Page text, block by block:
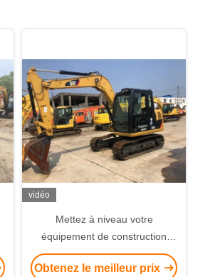
vidéo
Mettez à niveau votre
équipement de construction
avec une excavatrice de chat
utilisée 307D
Obtenez le meilleur prix